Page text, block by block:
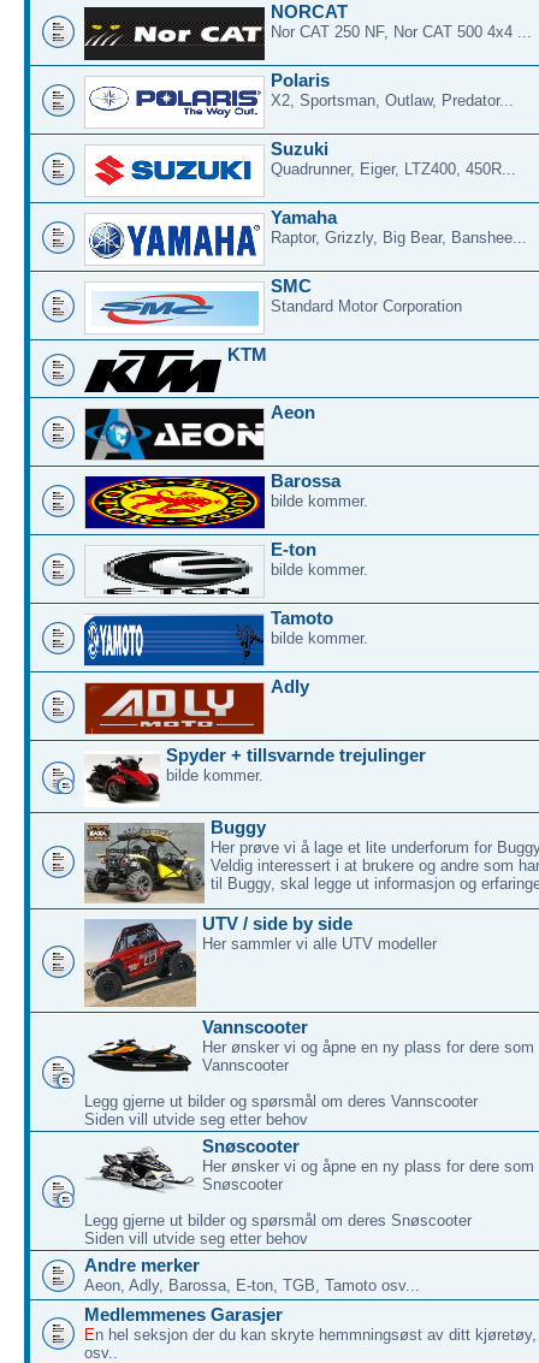
NORCAT
Nor CAT 250 NF, Nor CAT 500 4x4 ...
Polaris
X2, Sportsman, Outlaw, Predator...
Suzuki
Quadrunner, Eiger, LTZ400, 450R...
Yamaha
Raptor, Grizzly, Big Bear, Banshee...
SMC
Standard Motor Corporation
KTM
Aeon
Barossa
bilde kommer.
E-ton
bilde kommer.
Tamoto
bilde kommer.
Adly
Spyder + tillsvarnde trejulinger
bilde kommer.
Buggy
Her prøve vi å lage et lite underforum for
Veldig interessert i at brukere og andre som
til Buggy, skal legge ut informasjon og
UTV / side by side
Her sammler vi alle UTV modeller
Vannscooter
Her ønsker vi og åpne en ny plass for dere som
Vannscooter
Legg gjerne ut bilder og spørsmål om deres Vannscooter
Siden vill utvide seg etter behov
Snøscooter
Her ønsker vi og åpne en ny plass for dere som
Snøscooter
Legg gjerne ut bilder og spørsmål om deres Snøscooter
Siden vill utvide seg etter behov
Andre merker
Aeon, Adly, Barossa, E-ton, TGB, Tamoto osv...
Medlemmenes Garasjer
En hel seksjon der du kan skryte hemmningsøst av ditt
osv..